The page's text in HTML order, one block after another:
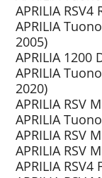
APRILIA RSV4
APRILIA
2005)
APRILIA 1200
APRILIA
2020)
APRILIA RSV
APRILIA
APRILIA RSV
APRILIA RSV
APRILIA